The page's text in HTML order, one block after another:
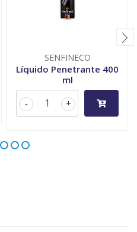
SENFINECO
Líquido Penetrante 400
ml
+
-